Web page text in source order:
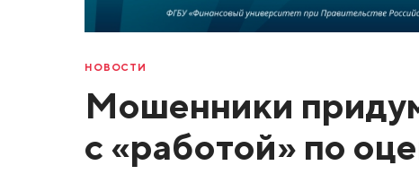
НОВОСТИ
Мошенники
с «работой» по